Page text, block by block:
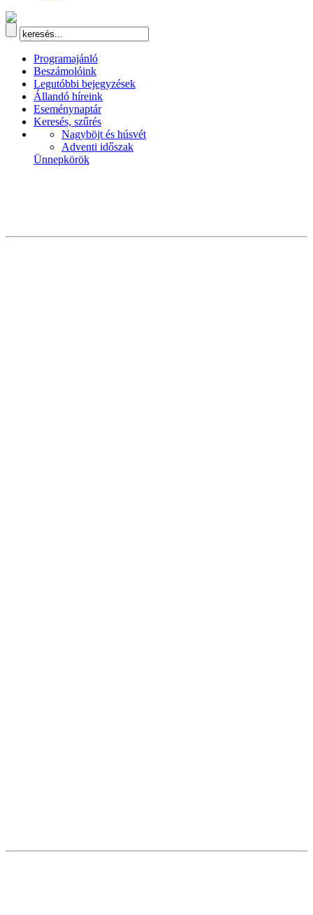
Programajánló
Beszámolóink
Legutóbbi bejegyzések
Állandó híreink
Eseménynaptár
Keresés, szűrés
Nagyböjt és húsvét
Adventi időszak
Ünnepkörök